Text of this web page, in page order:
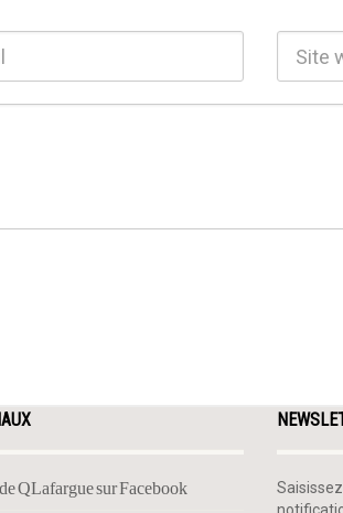
QLafargue sur Facebook